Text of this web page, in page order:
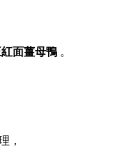
面薑母鴨。
，